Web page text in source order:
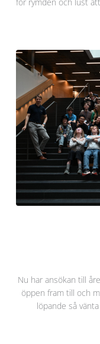
Nu har ansökan till
öppen fram till och
löpande så